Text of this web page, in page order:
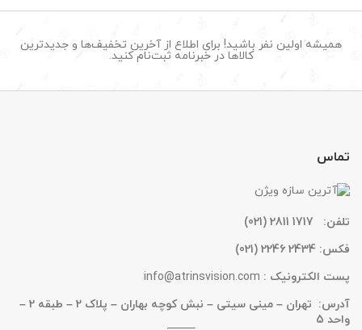
همیشه اولین نفر باشید! برای اطلاع از آخرین تخفیف‌ها و جدیدترین
کالاها در خبرنامه ثبت‌نام کنید.
تماس
تلفن: 1717 2811 (021)
فکس: 2434 2246 (021)
پست الکترونیک : info@atrinsvision.com
آدرس: تهران – مینی سیتی – نبش کوچه بهاران – پلاک 2 – طبقه 2 –
واحد 5